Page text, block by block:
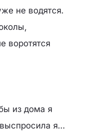
не водятся.
воротятся
из дома я
я…